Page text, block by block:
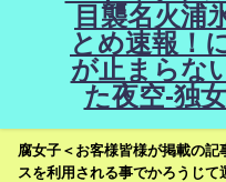
目襲名火浦
とめ速報！
が止まらな
た夜空-独
腐女子＜お客様皆様が掲載の
スを利用される事でかろうじ